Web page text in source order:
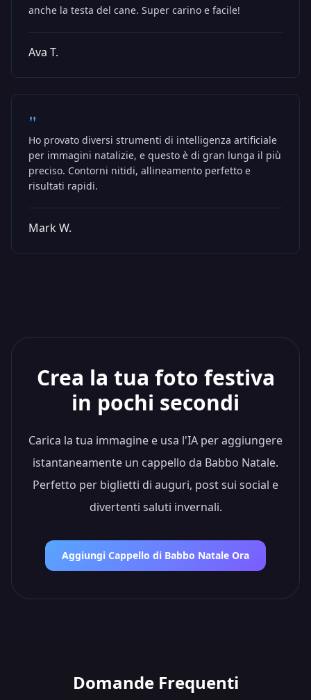
anche la testa del cane. Super carino e facile!
Ava T.
"
Ho provato diversi strumenti di intelligenza artificiale
per immagini natalizie, e questo è di gran lunga il più
preciso. Contorni nitidi, allineamento perfetto e
risultati rapidi.
Mark W.
Crea la tua foto festiva
in pochi secondi
Carica la tua immagine e usa l'IA per aggiungere
istantaneamente un cappello da Babbo Natale.
Perfetto per biglietti di auguri, post sui social e
divertenti saluti invernali.
Aggiungi Cappello di Babbo Natale Ora
Domande Frequenti